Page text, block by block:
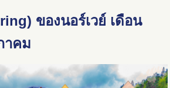
ของนอร์เวย์ เดือน
าคม